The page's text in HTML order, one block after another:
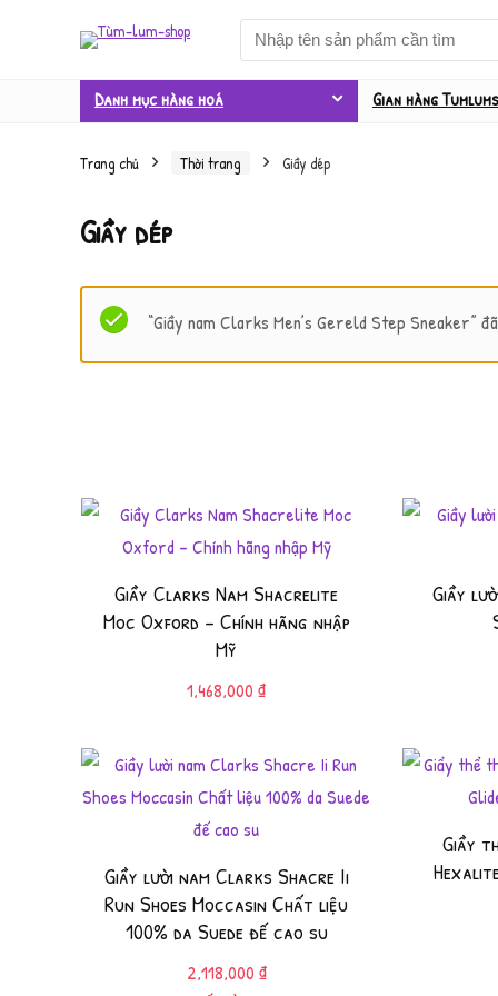
Danh mục hàng hoá Gian hàng
Trang chủ Thời trang Giầy dép
Giầy dép
“Giầy nam Clarks Men’s Gereld Step Sneaker”
Giầy Clarks Nam Shacrelite
Moc Oxford – Chính hãng nhập
Mỹ
1,468,000₫
Giầy
Giầy lười nam Clarks Shacre Ii
Run Shoes Moccasin Chất liệu
100% da Suede đế cao su
2,118,000 ₫
Giầy